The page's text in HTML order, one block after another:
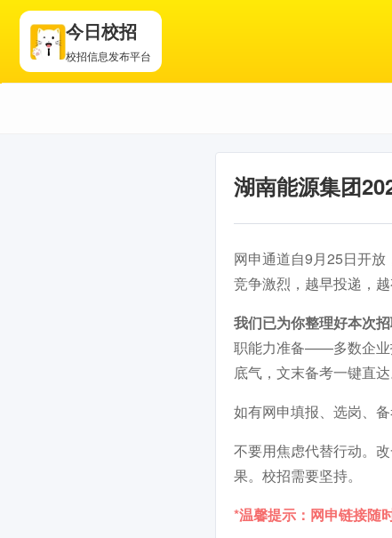
今日校招
校招信息发布平台
湖南能源集团
网申通道自9月25日开
竞争激烈，越早投递，
我们已为你整理好本次
职能力准备——多数企业
底气，文末备考一键直达
如有网申填报、选岗、
不要用焦虑代替行动。
果。校招需要坚持。
*温馨提示：网申链接随